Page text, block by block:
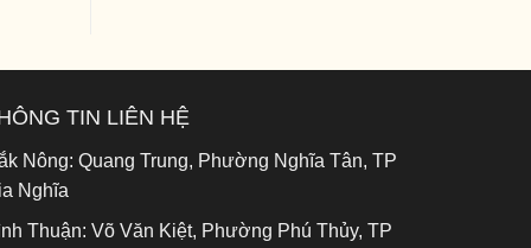
TIN LIÊN HỆ
Nông: Quang Trung, Phường Nghĩa Tân, TP
Nghĩa
Thuận: Võ Văn Kiệt, Phường Phú Thủy, TP